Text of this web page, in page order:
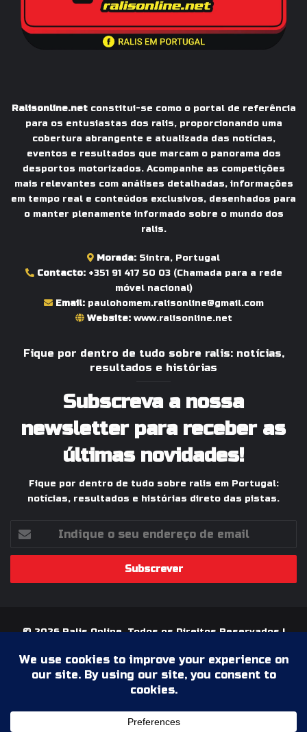
Ralisonline.netconstitui-se como o portal de referência
para os entusiastas dos ralis, proporcionando uma
cobertura abrangente e atualizada das notícias,
eventos e resultados que marcam o panorama dos
desportos motorizados. Acompanhe as competições
mais relevantes com análises detalhadas, informações
em tempo real e conteúdos exclusivos, desenhados para
o manter plenamente informado sobre o mundo dos
ralis.
Morada: Sintra, Portugal
Contacto: +351 91 417 50 03(Chamada para a rede
móvel nacional)
Email: paulohomem.ralisonline@gmail.com
Website: www.ralisonline.net
Fique por dentro de tudo sobre ralis: notícias,
resultados e histórias
Subscreva a nossa
newsletter para receber as
últimas novidades!
Fique por dentro de tudo sobre ralis em Portugal:
notícias, resultados e histórias direto das pistas.
seu
de
© 2026 Ralis Online, Todos os Direitos Reservados |
Paixão pelos Ralis em Portugal
Termos & Condições
Política de Privacidade